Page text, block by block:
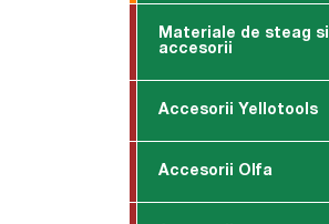
Materiale de steag si
accesorii
Accesorii Yellotools
Accesorii Olfa